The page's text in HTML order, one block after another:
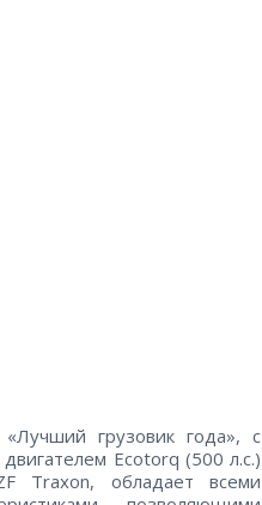
грузовик года», с
Ecotorq (500 л.с.)
Traxon, обладает всеми